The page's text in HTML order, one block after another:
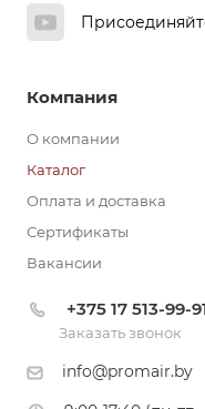
Компания
О компании
Каталог
Оплата и доставка
Сертификаты
Вакансии
+375 17 513-99-
Заказать звонок
info@promair.by